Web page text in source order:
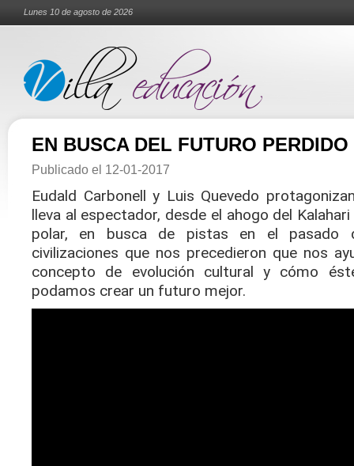
Lunes 10 de agosto de 2026
EN BUSCA DEL FUTURO PERDIDO
Publicado el 12-01-2017
Eudald Carbonell y Luis Quevedo
lleva al espectador, desde el ahogo del
polar, en busca de pistas en el pasado
civilizaciones que nos precedieron que nos
concepto de evolución cultural y cómo
podamos crear un futuro mejor.